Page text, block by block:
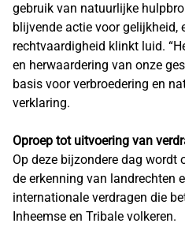
gebruik van natuurlijke
blijvende actie voor gelijkheid,
rechtvaardigheid klinkt luid.
en herwaardering van onze
basis voor verbroedering en
verklaring.
Oproep tot uitvoering van
Op deze bijzondere dag wordt
de erkenning van landrechten
internationale verdragen die
Inheemse en Tribale volkeren.